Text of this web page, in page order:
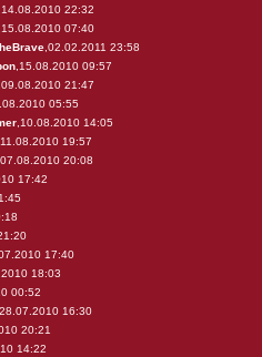
,14.08.2010 22:32
,15.08.2010 07:40
,02.02.2011 23:58
,15.08.2010 09:57
,09.08.2010 21:47
05:55
,10.08.2010 14:05
,11.08.2010 19:57
,07.08.2010 20:08
17:42
17:40
18:03
00:52
,28.07.2010 16:30
20:21
14:22